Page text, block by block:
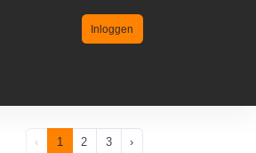
Inloggen
‹ 1 2 3 ›